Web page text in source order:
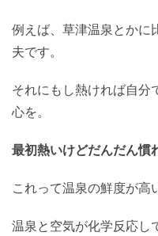
例えば、草津温泉とかに
夫です。
それにもし熱ければ自分
心を。
最初熱いけどだんだん慣
これって温泉の鮮度が高
温泉と空気が化学反応し